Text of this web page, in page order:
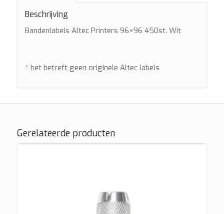
Beschrijving
Bandenlabels Altec Printers 96×96 450st. Wit
* het betreft geen originele Altec labels
Gerelateerde producten